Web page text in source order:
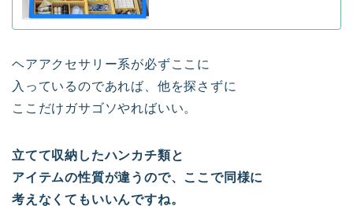
ヘアアクセサリー系が必ずここに
入っているのであれば、他を探さずに
ここだけガサゴソやればいい。
立てて収納したハンカチ類と
アイテムの性質が違うので、ここで同様に
考えなくてもいいんですね。